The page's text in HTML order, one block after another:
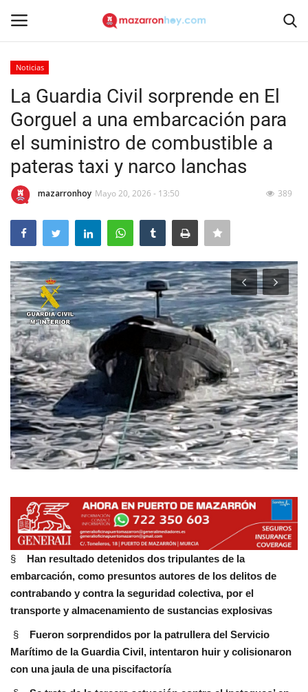
Inicio
Contacto
Noticias
Mazarrón Hoy
Entrevistas
Reportajes
Empresas
Mapa de Mazarrón
Vídeos
Galerías
Contacto
Empresas
Noticias
La Guardia Civil sorprende en El
Gorguel a una embarcación para
el suministro de combustible a
pateras taxi y narco lanchas
mazarronhoy Mayo 20, 2026 - 13:50 389
§ Han resultado detenidos dos tripulantes de la
embarcación, como presuntos autores de los delitos de
contrabando y contra la seguridad colectiva, por el
transporte y almacenamiento de sustancias explosivas
§ Fueron sorprendidos por la patrullera del Servicio
Marítimo de la Guardia Civil, intentaron huir y colisionaron
con una jaula de una piscifactoría